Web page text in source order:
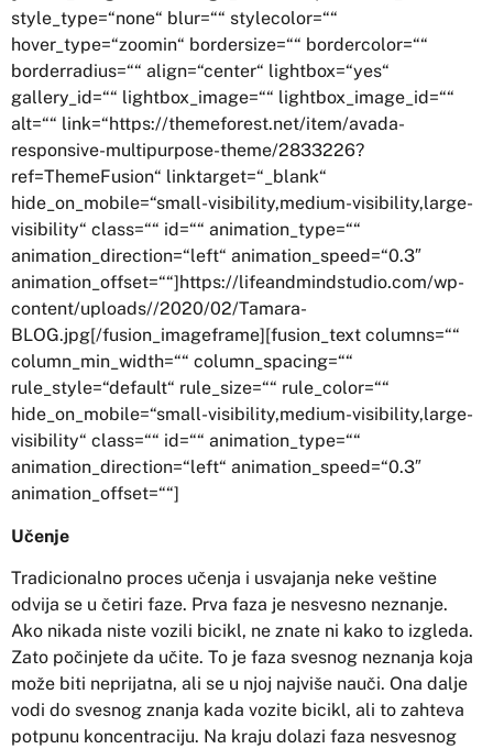
style_type=“none“ blur=““ stylecolor=““
hover_type=“zoomin“ bordersize=““ bordercolor=““
borderradius=““ align=“center“ lightbox=“yes“
gallery_id=““ lightbox_image=““ lightbox_image_id=““
alt=““ link=“https://themeforest.net/item/avada-
responsive-multipurpose-theme/2833226?
ref=ThemeFusion“ linktarget=“_blank“
hide_on_mobile=“small-visibility,medium-visibility,large-
visibility“ class=““ id=““ animation_type=““
animation_direction=“left“ animation_speed=“0.3″
animation_offset=““]https://lifeandmindstudio.com/wp-
content/uploads//2020/02/Tamara-
BLOG.jpg[/fusion_imageframe][fusion_text columns=““
column_min_width=““ column_spacing=““
rule_style=“default“ rule_size=““ rule_color=““
hide_on_mobile=“small-visibility,medium-visibility,large-
visibility“ class=““ id=““ animation_type=““
animation_direction=“left“ animation_speed=“0.3″
animation_offset=““]
Učenje
Tradicionalno proces učenja i usvajanja neke veštine
odvija se u četiri faze. Prva faza je nesvesno neznanje.
Ako nikada niste vozili bicikl, ne znate ni kako to izgleda.
Zato počinjete da učite. To je faza svesnog neznanja koja
može biti neprijatna, ali se u njoj najviše nauči. Ona dalje
vodi do svesnog znanja kada vozite bicikl, ali to zahteva
potpunu koncentraciju. Na kraju dolazi faza nesvesnog